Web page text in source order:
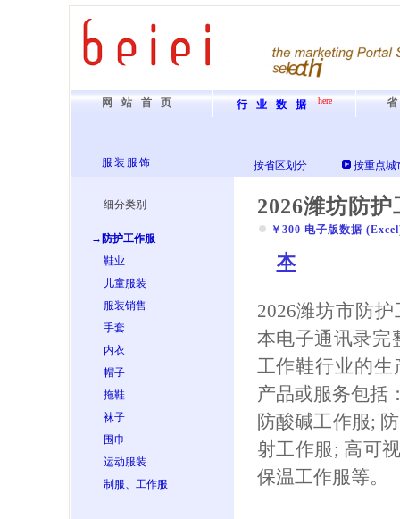
网站首页 行业数据 here
服装服饰 按省区划分 按重点城
细分类别
→防护工作服
鞋业
儿童服装
服装销售
手套
内衣
帽子
拖鞋
袜子
围巾
运动服装
制服、工作服
2026潍坊防
￥300 电子版数据
本
2026潍坊市防
本电子通讯录完
工作鞋行业的
产品或服务包括
防酸碱工作服;
射工作服; 高可
保温工作服等。